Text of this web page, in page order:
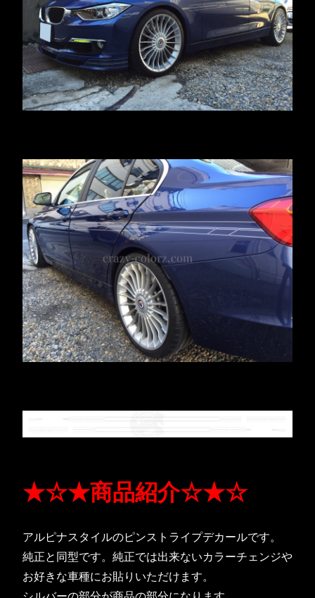
★☆★商品紹介☆★☆
アルピナスタイルのピンストライプデカールです。
純正と同型です。純正では出来ないカラーチェンジや
お好きな車種にお貼りいただけます。